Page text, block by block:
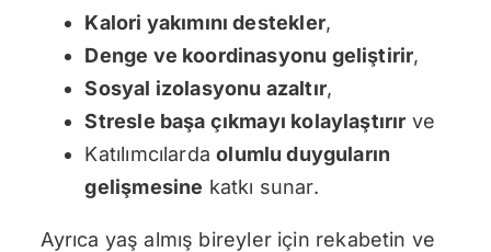
Kalori yakımını destekler,
Denge ve koordinasyonu geliştirir,
Sosyal izolasyonu azaltır,
Stresle başa çıkmayı kolaylaştırır ve
Katılımcılardaolumlu duyguların
gelişmesine katkı sunar.
Ayrıca yaş almış bireyler için rekabetin ve